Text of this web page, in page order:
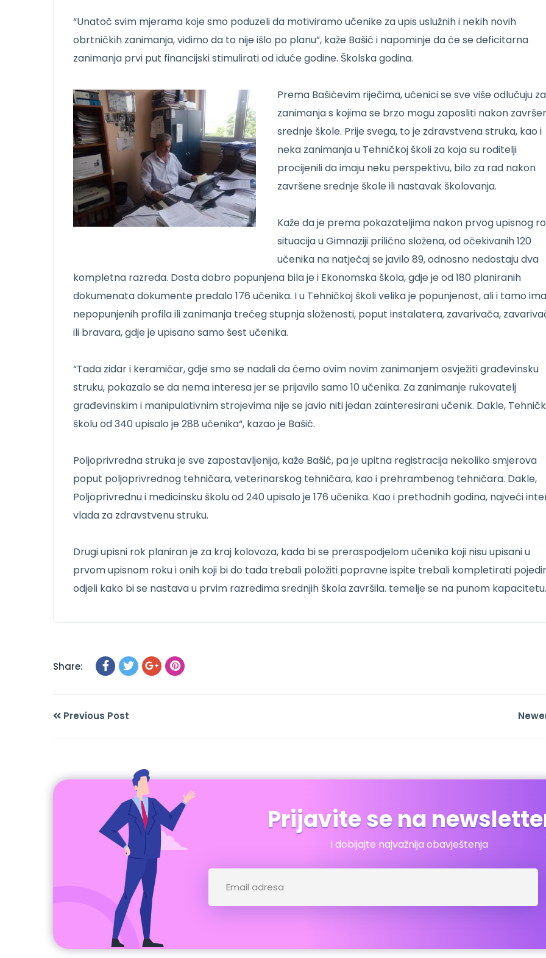
“Unatoč svim mjerama koje smo poduzeli da motiviramo učenike za upis uslužnih i nekih novih
obrtničkih zanimanja, vidimo da to nije išlo po planu”, kaže Bašić i napominje da će se deficitarna
zanimanja prvi put financijski stimulirati od iduće godine. Školska godina.
Prema Bašićevim riječima, učenici se sve više odlučuju za
zanimanja s kojima se brzo mogu zaposliti nakon
srednje škole. Prije svega, to je zdravstvena struka, kao i
neka zanimanja u Tehničkoj školi za koja su roditelji
procijenili da imaju neku perspektivu, bilo za rad nakon
završene srednje škole ili nastavak školovanja.
Kaže da je prema pokazateljima nakon prvog upisnog
situacija u Gimnaziji prilično složena, od očekivanih 120
učenika na natječaj se javilo 89, odnosno nedostaju dva
kompletna razreda. Dosta dobro popunjena bila je i Ekonomska škola, gdje je od 180 planiranih
dokumenata dokumente predalo 176 učenika. I u Tehničkoj školi velika je popunjenost, ali i tamo ima
nepopunjenih profila ili zanimanja trećeg stupnja složenosti, poput instalatera, zavarivača,
ili bravara, gdje je upisano samo šest učenika.
“Tada zidar i keramičar, gdje smo se nadali da ćemo ovim novim zanimanjem osvježiti građevinsku
struku, pokazalo se da nema interesa jer se prijavilo samo 10 učenika. Za zanimanje rukovatelj
građevinskim i manipulativnim strojevima nije se javio niti jedan zainteresirani učenik. Dakle,
školu od 340 upisalo je 288 učenika“, kazao je Bašić.
Poljoprivredna struka je sve zapostavljenija, kaže Bašić, pa je upitna registracija nekoliko smjerova
poput poljoprivrednog tehničara, veterinarskog tehničara, kao i prehrambenog tehničara. Dakle,
Poljoprivrednu i medicinsku školu od 240 upisalo je 176 učenika. Kao i prethodnih godina, najveći
vlada za zdravstvenu struku.
Drugi upisni rok planiran je za kraj kolovoza, kada bi se preraspodjelom učenika koji nisu upisani u
prvom upisnom roku i onih koji bi do tada trebali položiti popravne ispite trebali kompletirati
odjeli kako bi se nastava u prvim razredima srednjih škola završila. temelje se na punom kapacitetu.
Share:
Previous Post
Prijavite se na
i dobijajte najvažnija obavještenja